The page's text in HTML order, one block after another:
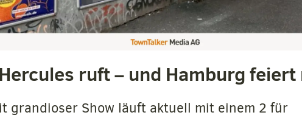
Hercules ruft – und Hamburg
grandioser Show läuft aktuell mit einem 2 für